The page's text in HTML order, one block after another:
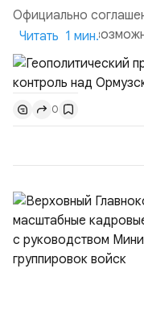
Официально
пункты — это
скорее всего будут
тезисы и
доли контроля (75
контролировали
50/50. Стало: Новое
Читать 1 мин.
0